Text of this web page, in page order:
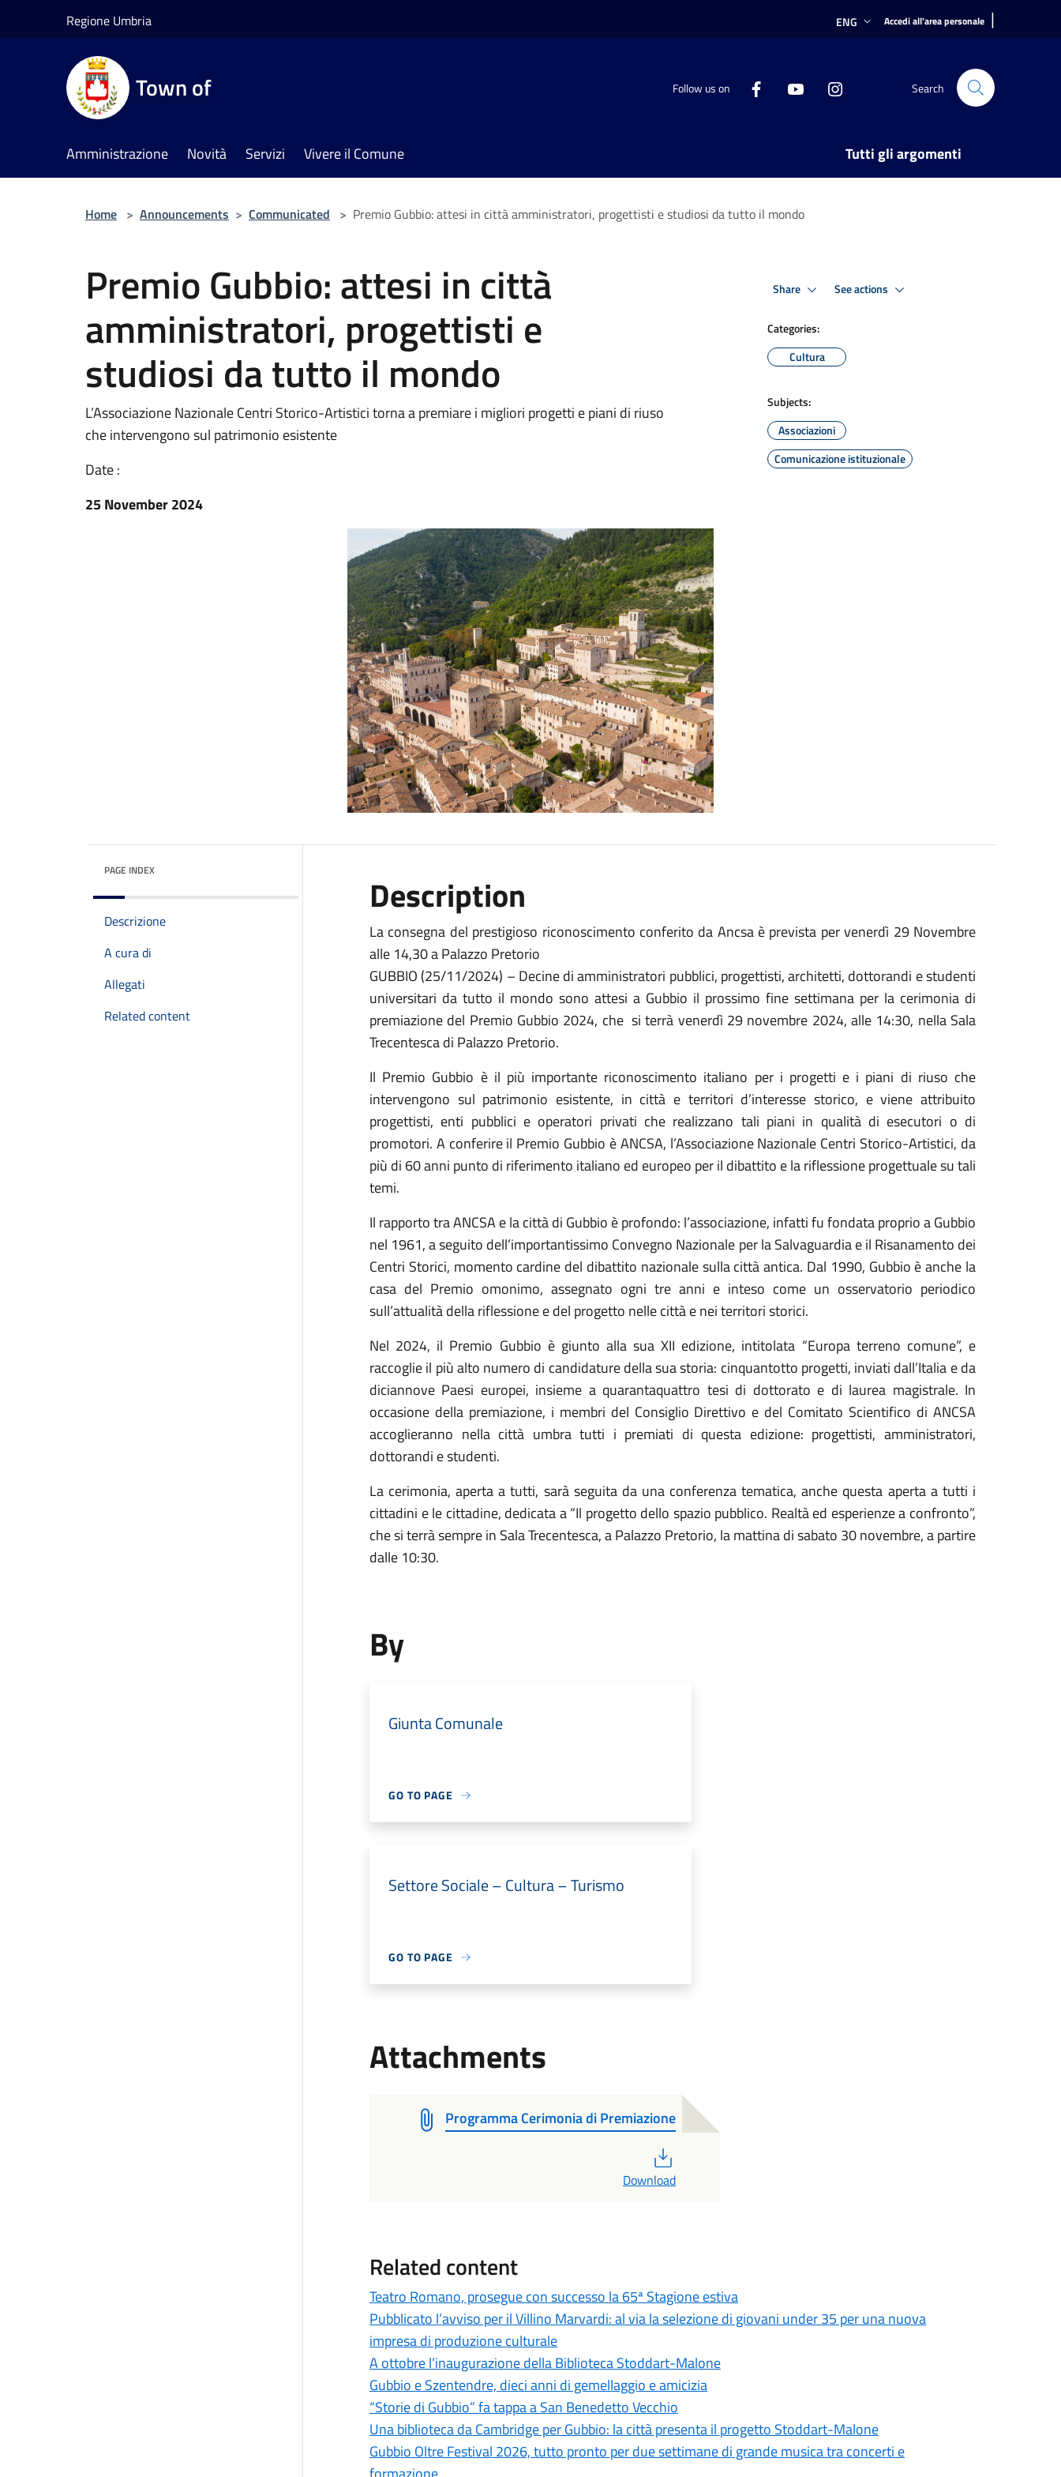
Regione Umbria ENG Accedi all'area personale |
Town of Follow us on Search
Amministrazione Novità Servizi Vivere il Comune Tutti gli argomenti
Home > Announcements > Communicated > Premio Gubbio: attesi in città amministratori, progettisti e studiosi da tutto il mondo
Premio Gubbio: attesi in città
amministratori, progettisti e
studiosi da tutto il mondo
L’Associazione Nazionale Centri Storico-Artistici torna a premiare i migliori progetti e piani di riuso
che intervengono sul patrimonio esistente
Date :
25 November 2024
Share See actions
Categories:
Cultura
Subjects:
Associazioni
Comunicazione istituzionale
PAGE INDEX
Descrizione
A cura di
Allegati
Related content
Description
La consegna del prestigioso riconoscimento conferito da Ancsa è prevista per venerdì 29 Novembre
alle 14,30 a Palazzo Pretorio
GUBBIO (25/11/2024) – Decine di amministratori pubblici, progettisti, architetti, dottorandi e studenti
universitari da tutto il mondo sono attesi a Gubbio il prossimo fine settimana per la cerimonia di
premiazione del Premio Gubbio 2024, che si terrà venerdì 29 novembre 2024, alle 14:30, nella Sala
Trecentesca di Palazzo Pretorio.
Il Premio Gubbio è il più importante riconoscimento italiano per i progetti e i piani di riuso che
intervengono sul patrimonio esistente, in città e territori d’interesse storico, e viene attribuito
progettisti, enti pubblici e operatori privati che realizzano tali piani in qualità di esecutori o di
promotori. A conferire il Premio Gubbio è ANCSA, l’Associazione Nazionale Centri Storico-Artistici, da
più di 60 anni punto di riferimento italiano ed europeo per il dibattito e la riflessione progettuale su tali
temi.
Il rapporto tra ANCSA e la città di Gubbio è profondo: l’associazione, infatti fu fondata proprio a Gubbio
nel 1961, a seguito dell’importantissimo Convegno Nazionale per la Salvaguardia e il Risanamento dei
Centri Storici, momento cardine del dibattito nazionale sulla città antica. Dal 1990, Gubbio è anche la
casa del Premio omonimo, assegnato ogni tre anni e inteso come un osservatorio periodico
sull’attualità della riflessione e del progetto nelle città e nei territori storici.
Nel 2024, il Premio Gubbio è giunto alla sua XII edizione, intitolata “Europa terreno comune”, e
raccoglie il più alto numero di candidature della sua storia: cinquantotto progetti, inviati dall’Italia e da
diciannove Paesi europei, insieme a quarantaquattro tesi di dottorato e di laurea magistrale. In
occasione della premiazione, i membri del Consiglio Direttivo e del Comitato Scientifico di ANCSA
accoglieranno nella città umbra tutti i premiati di questa edizione: progettisti, amministratori,
dottorandi e studenti.
La cerimonia, aperta a tutti, sarà seguita da una conferenza tematica, anche questa aperta a tutti i
cittadini e le cittadine, dedicata a “Il progetto dello spazio pubblico. Realtà ed esperienze a confronto”,
che si terrà sempre in Sala Trecentesca, a Palazzo Pretorio, la mattina di sabato 30 novembre, a partire
dalle 10:30.
By
Giunta Comunale
GO TO PAGE
Settore Sociale – Cultura – Turismo
GO TO PAGE
Attachments
Programma Cerimonia di Premiazione
Download
Related content
Teatro Romano, prosegue con successo la 65ª Stagione estiva
Pubblicato l’avviso per il Villino Marvardi: al via la selezione di giovani under 35 per una nuova
impresa di produzione culturale
A ottobre l’inaugurazione della Biblioteca Stoddart-Malone
Gubbio e Szentendre, dieci anni di gemellaggio e amicizia
“Storie di Gubbio” fa tappa a San Benedetto Vecchio
Una biblioteca da Cambridge per Gubbio: la città presenta il progetto Stoddart-Malone
Gubbio Oltre Festival 2026, tutto pronto per due settimane di grande musica tra concerti e